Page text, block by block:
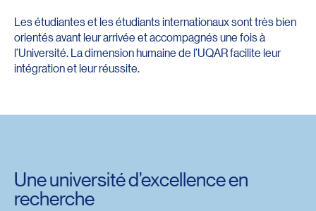
Les étudiantes et les étudiants internationaux sont très bien
orientés avant leur arrivée et accompagnés une fois à
l’Université. La dimension humaine de l’UQAR facilite leur
intégration et leur réussite.
Une université d’excellence en
recherche